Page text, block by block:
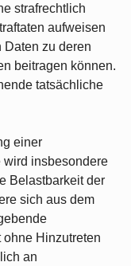
strafrechtlich
aufweisen
zu deren
beitragen können.
tatsächliche
einer
wird insbesondere
Belastbarkeit der
sich aus dem
Hinzutreten
an